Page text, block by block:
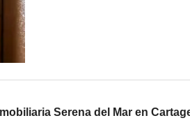
Serena del Mar en